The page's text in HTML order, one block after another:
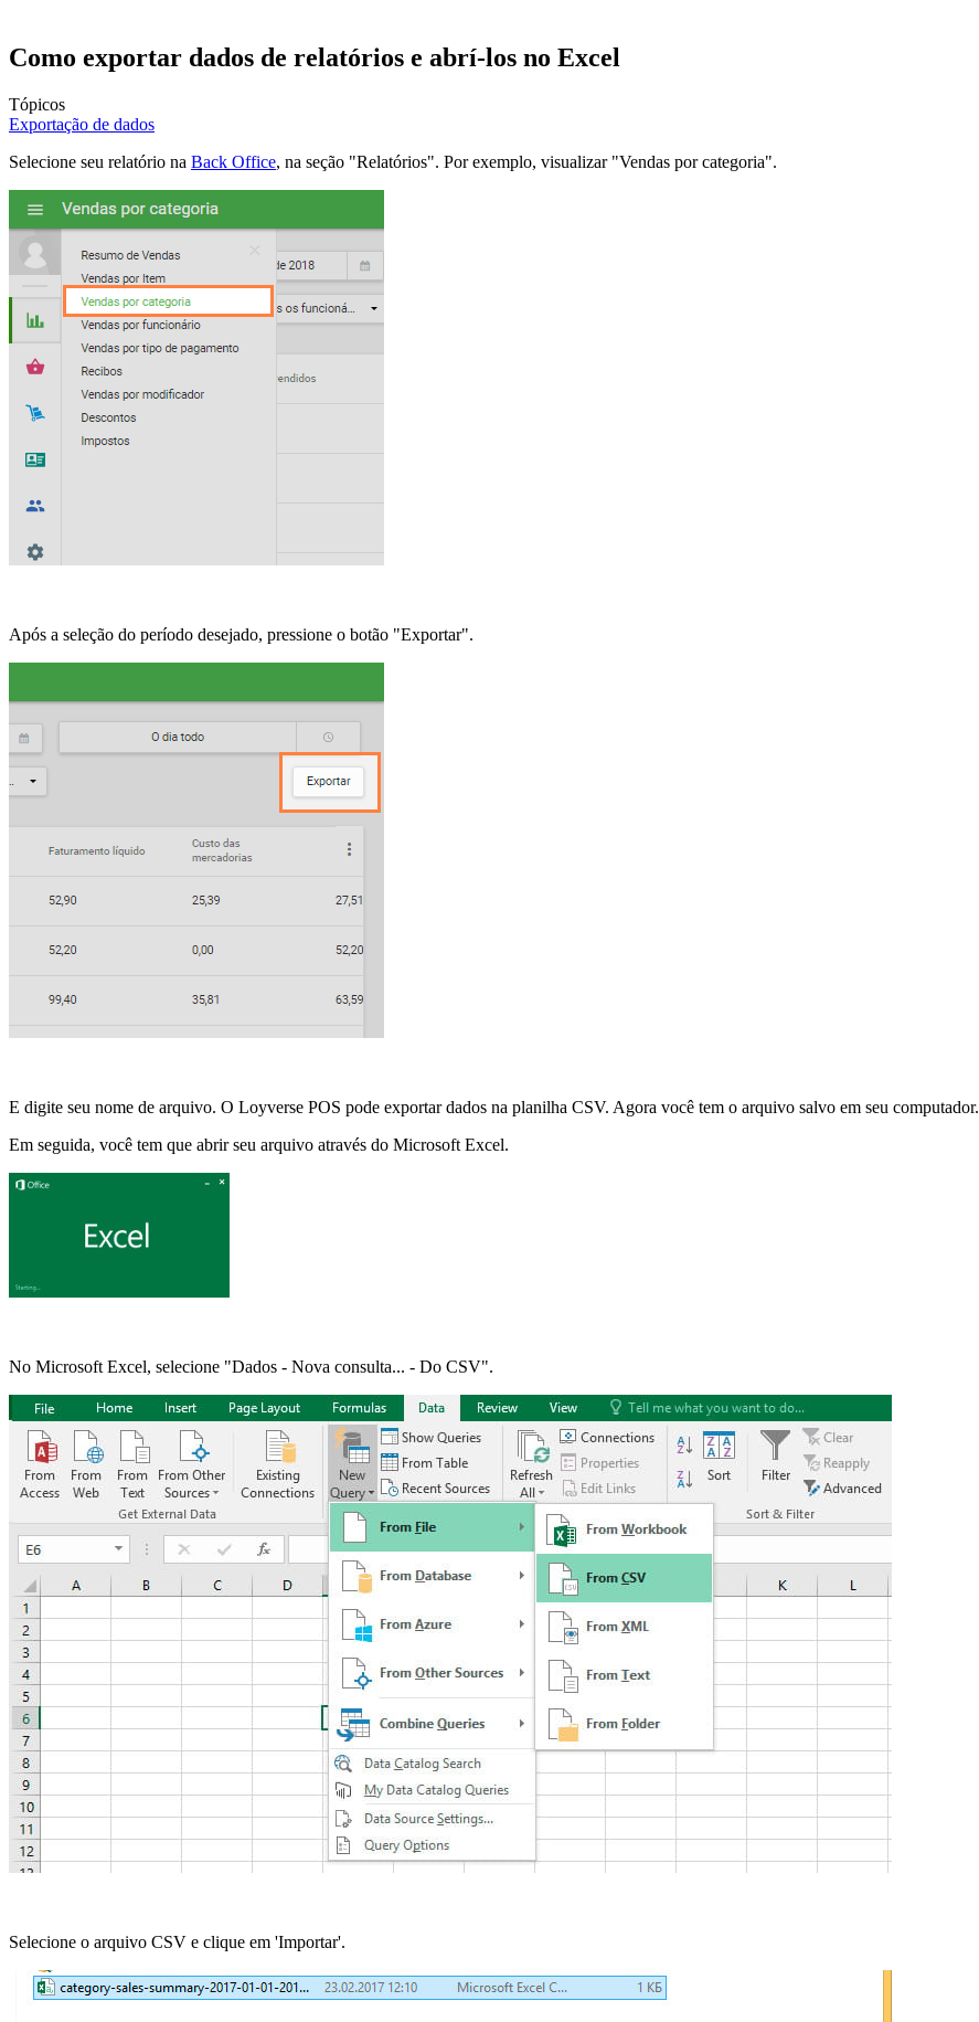
Como exportar dados de relatórios e abrí-los no Excel
Tópicos
Exportação de dados
Selecione seu relatório na Back Office, na seção "Relatórios". Por exemplo, visualizar "Vendas por categoria".
Após a seleção do período desejado, pressione o botão "Exportar".
E digite seu nome de arquivo. O Loyverse POS pode exportar dados na planilha CSV. Agora você tem o arquivo salvo em seu computador.
Em seguida, você tem que abrir seu arquivo através do Microsoft Excel.
No Microsoft Excel, selecione "Dados - Nova consulta... - Do CSV".
Selecione o arquivo CSV e clique em 'Importar'.